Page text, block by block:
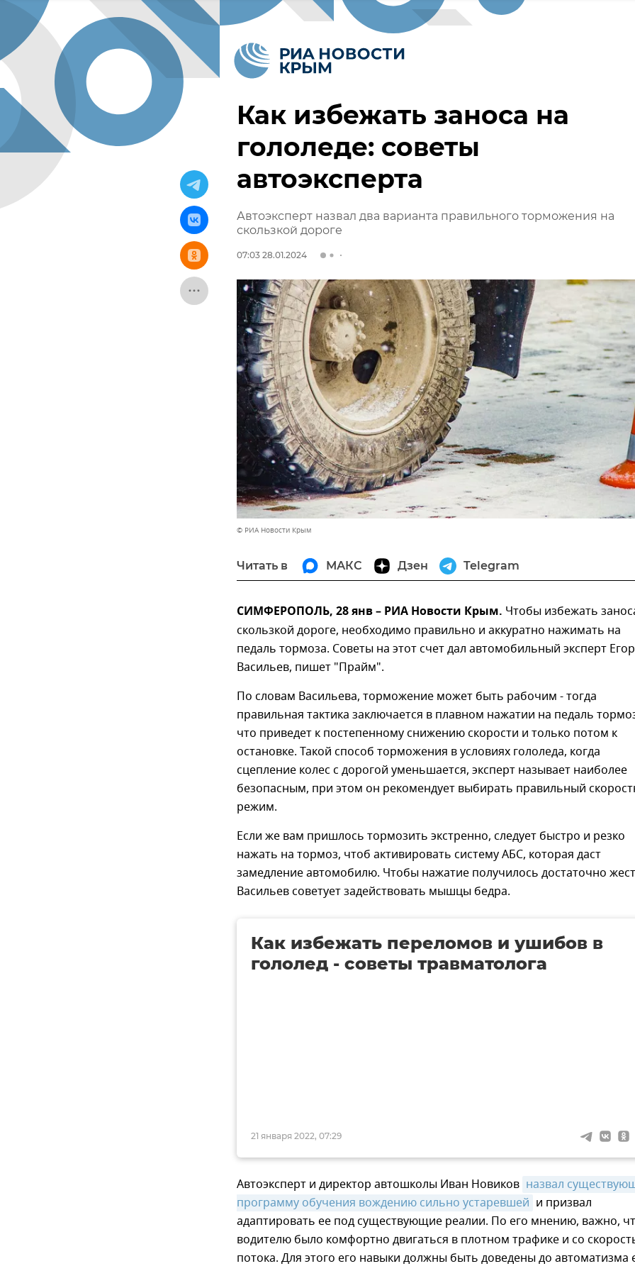
Как избежать заноса на
гололеде: советы
автоэксперта
Автоэксперт назвал два варианта правильного торможения на
скользкой дороге
07:03 28.01.2024
© РИА Новости Крым
Читать в МАКС Дзен Telegram
СИМФЕРОПОЛЬ, 28 янв – РИА Новости Крым. Чтобы избежать
скользкой дороге, необходимо правильно и аккуратно нажимать на
педаль тормоза. Советы на этот счет дал автомобильный эксперт Егор
Васильев, пишет "Прайм".
По словам Васильева, торможение может быть рабочим - тогда
правильная тактика заключается в плавном нажатии на педаль
что приведет к постепенному снижению скорости и только потом к
остановке. Такой способ торможения в условиях гололеда, когда
сцепление колес с дорогой уменьшается, эксперт называет наиболее
безопасным, при этом он рекомендует выбирать правильный
режим.
Если же вам пришлось тормозить экстренно, следует быстро и резко
нажать на тормоз, чтоб активировать систему АБС, которая даст
замедление автомобилю. Чтобы нажатие получилось достаточно
Васильев советует задействовать мышцы бедра.
21 января 2022, 07:29
Как избежать переломов и ушибов в
гололед - советы травматолога
Автоэксперт и директор автошколы Иван Новиков назвал
программу обучения вождению сильно устаревшей и призвал
адаптировать ее под существующие реалии. По его мнению, важно,
водителю было комфортно двигаться в плотном трафике и со
потока. Для этого его навыки должны быть доведены до автоматизма